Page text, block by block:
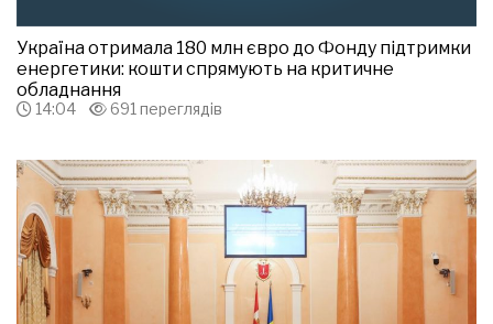
Україна отримала 180 млн євро до Фонду підтримки
енергетики: кошти спрямують на критичне
обладнання
14:04 691 переглядів